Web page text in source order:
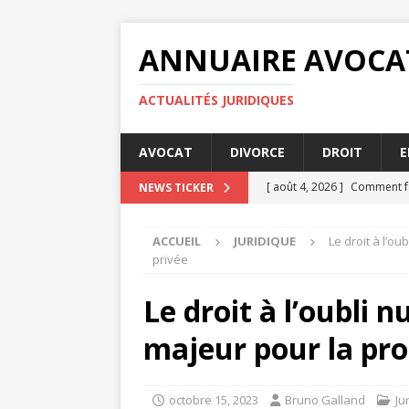
ANNUAIRE
ACTUALITÉS JURIDIQUES
AVOCAT DIVORCE DROIT
NEWS TICKER [ août 4, 2026 ] Comment
[ juillet 27, 2026 ] Les
[ août 8, 2026 ] 5 astuces
ACCUEIL JURIDIQUE
Le droit à
privée
Le droit à l’oubli
majeur pour la
octobre 15, 2023 Bruno Galland